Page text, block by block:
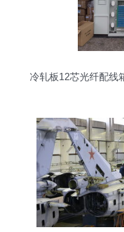
冷轧板12芯光纤配线